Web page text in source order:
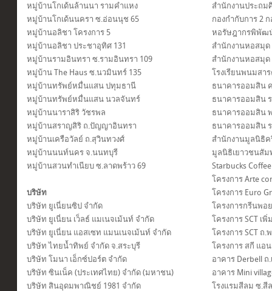
หมู่บ้านโกเด้นล้านนา รามคำแหง
สำนักงานประถม
หมู่บ้านโกเด้นนครา ซ.อ่อนนุช 65
กองกำกับการ 2
หมู่บ้านอลิชา โครงการ 5
หอรัษฎากรพิพัฒ
หมู่บ้านอลิชา ประชาอุทิศ 131
สำนักงานหอสมุ
หมู่บ้านรามอินทรา ซ.รามอินทรา 109
สำนักงานหอสมุด
หมู่บ้าน The Haus ซ.นวมินทร์ 135
โรงเรียนพนมสา
หมู่บ้านทรัพย์หมื่นแสน ปทุมธานี
ธนาคารออมสิน
หมู่บ้านทรัพย์หมื่นแสน นวลจันทร์
ธนาคารออมสิน
หมู่บ้านนาราสิริ วัชรพล
ธนาคารออมสิน
หมู่บ้านสราญสิริ ถ.ปัญญาอินทรา
ธนาคารออมสิน
หมู่บ้านเครือวัลย์ ถ.สุวินทวงศ์
สำนักงานมูลนิธิค
หมู่บ้านนนท์นคร จ.นนทบุรี
มูลนิธิเยาวชนสั
หมู่บ้านสวนทำเนียบ ซ.ลาดพร้าว 69
Starbucks
โครงการ Arte
บริษัท
โครงการ Euro
บริษัท ยูเนี่ยนซิป จำกัด
โครงการกรีนพอ
บริษัท ยูเนี่ยน เว็ลธ์ แมเนจเม้นท์ จำกัด
โครงการ SCT เ
บริษัท ยูเนี่ยน แอสเซท แมนเนจเม้นท์ จำกัด
โครงการ SCT ถ.
บริษัท ไทยน้ำทิพย์ จำกัด จ.สระบุรี
โครงการ สกี แอ
บริษัท โมนา เอ็กซ์ปอร์ต จำกัด
อาคาร Derbell ถ
บริษัท ซินเน็ค (ประเทศไทย) จํากัด (มหาชน)
อาคาร Mini
บริษัท สินอุดมพาณิชย์ 1981 จํากัด
โรงแรมสีลม ซ.สี